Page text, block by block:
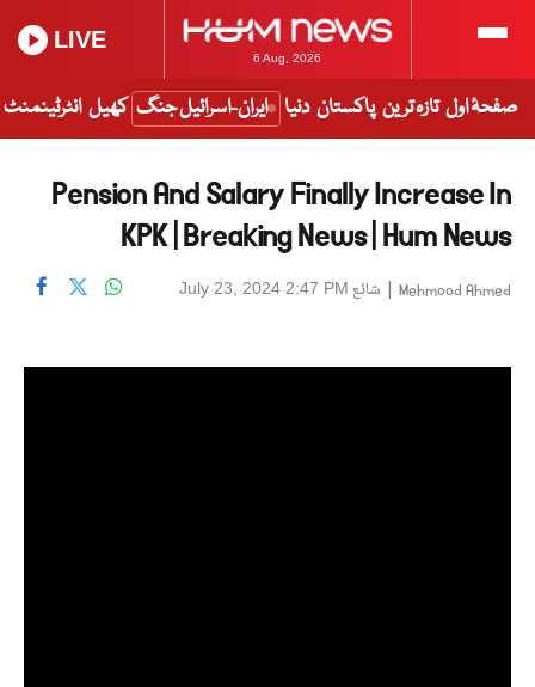
6 Aug, 2026
LIVE
صفحۂ اول تازہ ترین پاکستان دنیا ایران-اسرائیل جنگ کھیل انٹرٹینمنٹ
Pension And Salary Finally Increase In
KPK | Breaking News | Hum News
Mehmood Ahmed
| شائع July 23, 2024 2:47 PM